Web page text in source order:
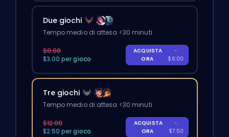
Due giochi
Tempo medio di attesa <30 minuti
$8.00
$3.00 per gioco
ACQUISTA
ORA
-
$6.00
Tre giochi
Tempo medio di attesa <30 minuti
$12.00
$2.50 per gioco
ACQUISTA
ORA
-
$7.50